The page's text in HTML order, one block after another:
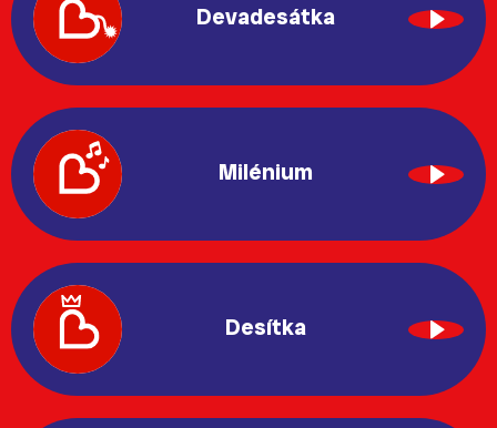
Devadesátka
Milénium
Desítka